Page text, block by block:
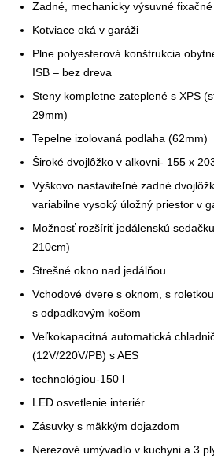
Zadné, mechanicky výsuvné
Kotviace oká v garáži
Plne polyesterová konštrukcia
ISB – bez dreva
Steny kompletne zateplené s XPS
29mm)
Tepelne izolovaná podlaha (62mm)
Široké dvojlôžko v alkovni- 155 x
Výškovo nastaviteľné zadné
variabilne vysoký úložný priestor v
Možnosť rozšíriť jedálenskú
210cm)
Strešné okno nad jedálňou
Vchodové dvere s oknom, s
s odpadkovým košom
Veľkokapacitná automatická
(12V/220V/PB) s AES
technológiou-150 l
LED osvetlenie interiér
Zásuvky s mäkkým dojazdom
Nerezové umývadlo v kuchyni a 3